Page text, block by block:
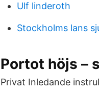
Ulf linderoth
Stockholms lans
Portot höjs –
Privat Inledande